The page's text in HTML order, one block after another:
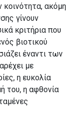
κοινότητα, ακόμη
γίνουν
κριτήρια που
βιοτικού
έναντι των
με
η ευκολία
του, η αφθονία